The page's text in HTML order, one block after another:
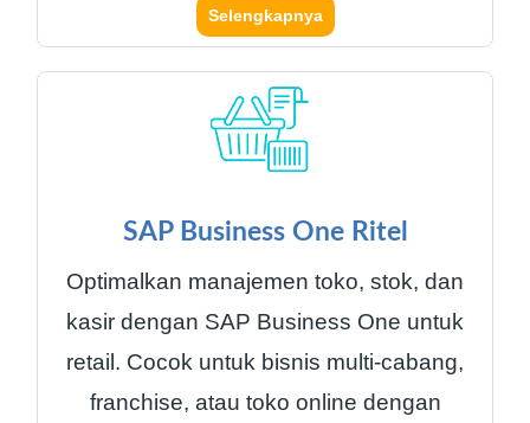
Selengkapnya
SAP Business One Ritel
Optimalkan manajemen toko, stok, dan
kasir dengan SAP Business One untuk
retail. Cocok untuk bisnis multi-cabang,
franchise, atau toko online dengan